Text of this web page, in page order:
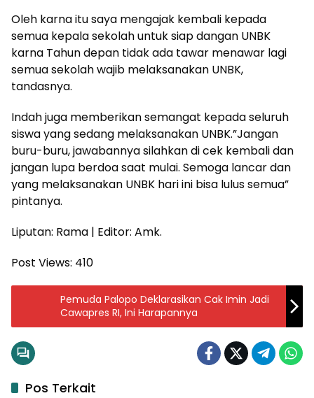
Oleh karna itu saya mengajak kembali kepada
semua kepala sekolah untuk siap dangan UNBK
karna Tahun depan tidak ada tawar menawar lagi
semua sekolah wajib melaksanakan UNBK,
tandasnya.
Indah juga memberikan semangat kepada seluruh
siswa yang sedang melaksanakan UNBK.”Jangan
buru-buru, jawabannya silahkan di cek kembali dan
jangan lupa berdoa saat mulai. Semoga lancar dan
yang melaksanakan UNBK hari ini bisa lulus semua”
pintanya.
Liputan: Rama | Editor: Amk.
Post Views: 410
Pemuda Palopo Deklarasikan Cak Imin Jadi
Cawapres RI, Ini Harapannya
Pos Terkait
Input Lutra